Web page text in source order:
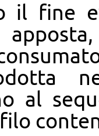
il fine
al